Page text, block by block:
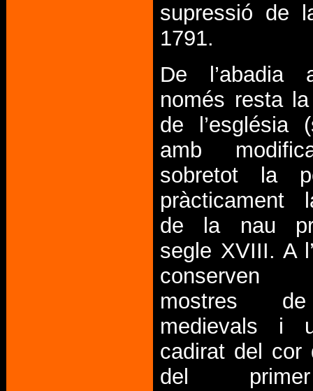
supressió de
1791.
De l’abadia
només resta
de l’església
amb
sobretot la
pràcticament
de la nau
segle XVIII. A
conserven
mostres
medievals i
cadirat del cor
del